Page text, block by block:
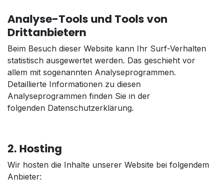
Analyse-Tools und Tools von
Drittanbietern
Beim Besuch dieser Website kann Ihr Surf-Verhalten
statistisch ausgewertet werden. Das geschieht vor
allem mit sogenannten Analyseprogrammen.
Detaillierte Informationen zu diesen
Analyseprogrammen finden Sie in der
folgenden Datenschutzerklärung.
2. Hosting
Wir hosten die Inhalte unserer Website bei folgendem
Anbieter: